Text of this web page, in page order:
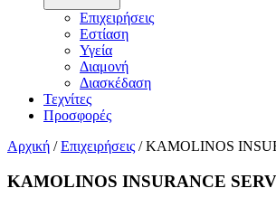
Επιχειρήσεις
Εστίαση
Υγεία
Διαμονή
Διασκέδαση
Τεχνίτες
Προσφορές
Αρχική / Επιχειρήσεις / KAMOLINOS
KAMOLINOS INSURANCE